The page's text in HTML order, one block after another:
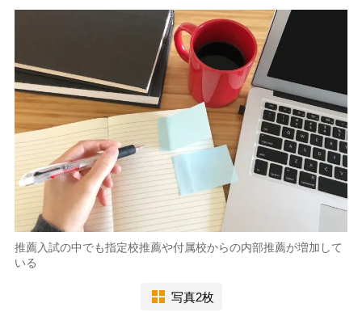
推薦入試の中でも指定校推薦や付属校からの内部推薦が増加して
いる
写真2枚